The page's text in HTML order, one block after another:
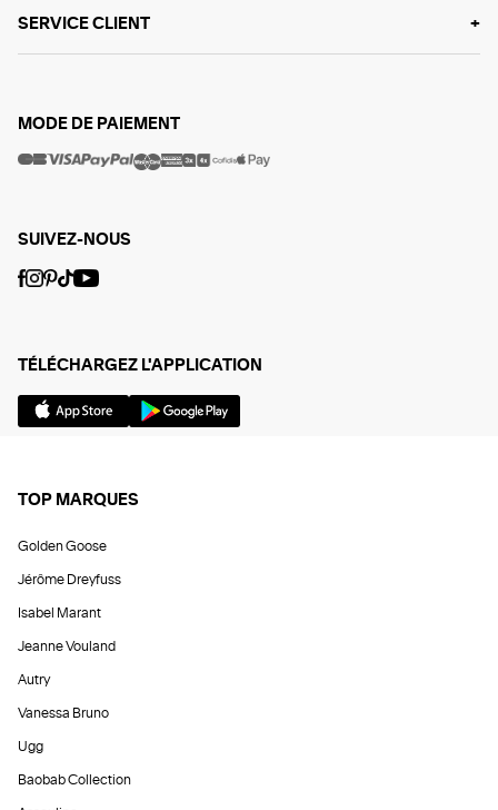
SERVICE CLIENT
MODE DE PAIEMENT
SUIVEZ-NOUS
TÉLÉCHARGEZ L'APPLICATION
TOP MARQUES
Golden Goose
Jérôme Dreyfuss
Isabel Marant
Jeanne Vouland
Autry
Vanessa Bruno
Ugg
Baobab Collection